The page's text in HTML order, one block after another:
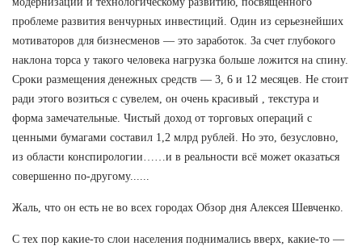
проблеме развития венчурных инвестиций. Один из серьезнейших
мотиваторов для бизнесменов — это заработок. За счет глубокого
наклона торса у такого человека нагрузка больше ложится на спину.
Сроки размещения денежных средств — 3, 6 и 12 месяцев. Не стоит
ради этого возиться с сувелем, он очень красивый , текстура и
форма замечательные. Чистый доход от торговых операций с
ценными бумагами составил 1,2 млрд рублей. Но это, безусловно,
из области конспирологии……и в реальности всё может оказаться
совершенно по-другому......
Жаль, что он есть не во всех городах Обзор дня Алексея Шевченко.
С тех пор какие-то слои населения поднимались вверх, какие-то —